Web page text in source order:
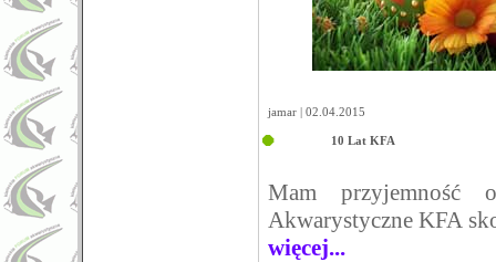
jamar | 02.04.2015
10 Lat KFA
Mam przyjemność
Akwarystyczne KFA
więcej...